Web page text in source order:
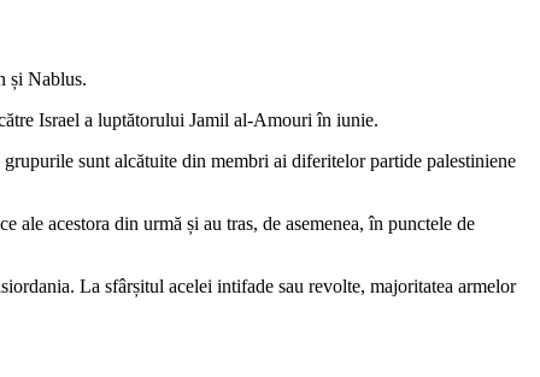
și Nablus.
Israel a luptătorului Jamil al-Amouri în iunie.
sunt alcătuite din membri ai diferitelor partide palestiniene
ale acestora din urmă și au tras, de asemenea, în punctele de
La sfârșitul acelei intifade sau revolte, majoritatea armelor